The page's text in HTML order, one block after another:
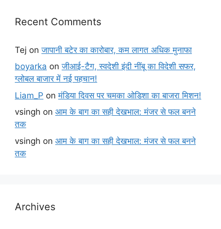
Recent Comments
Tej onजापानी बटेर का कारोबार, कम लागत अधिक मुनाफा
boyarka onजीआई-टैग, स्वदेशी इंदी नींबू का विदेशी सफर,
ग्लोबल बाजार में नई पहचान!
Liam_P onमंडिया दिवस पर चमका ओडिशा का बाजरा मिशन!
vsingh on आम के बाग का सही देखभाल: मंजर से फल बनने
तक
vsingh on आम के बाग का सही देखभाल: मंजर से फल बनने
तक
Archives